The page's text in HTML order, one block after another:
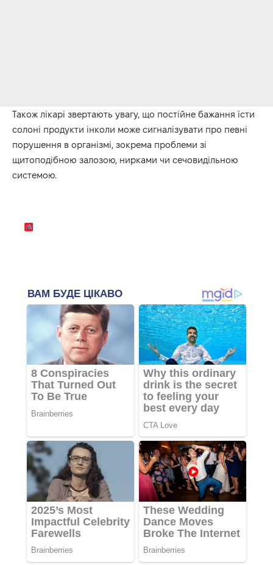
Також лікарі звертають увагу, що постійне бажання їсти
солоні продукти інколи може сигналізувати про певні
порушення в організмі, зокрема проблеми зі
щитоподібною залозою, нирками чи сечовидільною
системою.